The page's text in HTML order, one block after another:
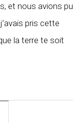
et nous avions pu
pris cette
la terre te soit